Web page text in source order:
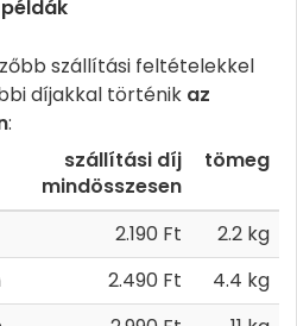
szállítási feltételekkel
díjakkal történik az
:
szállítási díj
mindösszesen
tömeg
2.190 Ft
2.2 kg
2.490 Ft
4.4 kg